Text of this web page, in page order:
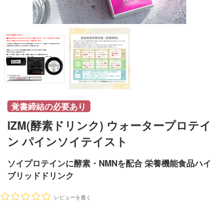
覚書締結の必要あり
IZM(酵素ドリンク) ウォータープロテイ
ン パインソイテイスト
ソイプロテインに酵素・NMNを配合 栄養機能食品ハイ
ブリッドドリンク
レビューを書く